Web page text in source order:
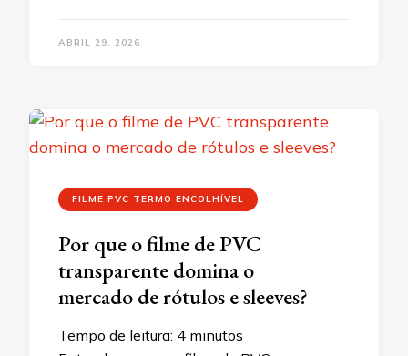
ABRIL 29, 2026
FILME PVC TERMO ENCOLHÍVEL
Por que o filme de PVC
transparente domina o
mercado de rótulos e sleeves?
Tempo de leitura: 4 minutos